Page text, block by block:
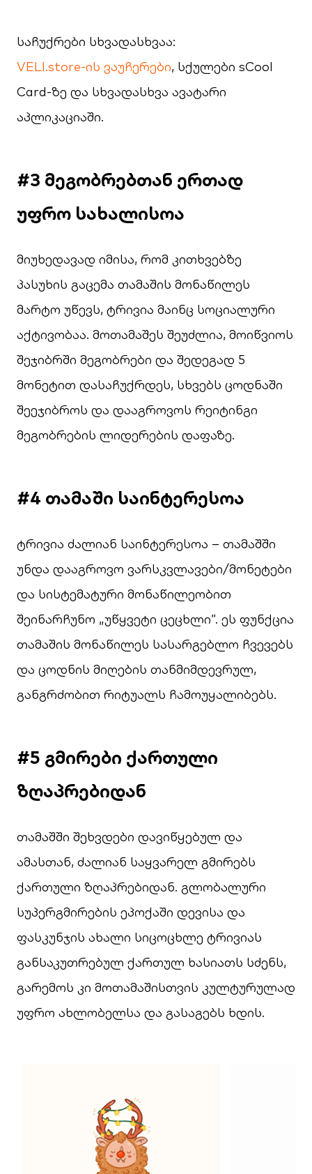
საჩუქრები სხვადასხვაა:
VELI.store-ის ვაუჩერები, სქულები sCool
Card-ზე და სხვადასხვა ავატარი
აპლიკაციაში.
#3 მეგობრებთან ერთად
უფრო სახალისოა
მიუხედავად იმისა, რომ კითხვებზე
პასუხის გაცემა თამაშის მონაწილეს
მარტო უწევს, ტრივია მაინც სოციალური
აქტივობაა. მოთამაშეს შეუძლია, მოიწვიოს
შეჯიბრში მეგობრები და შედეგად 5
მონეტით დასაჩუქრდეს, სხვებს ცოდნაში
შეეჯიბროს და დააგროვოს რეიტინგი
მეგობრების ლიდერების დაფაზე.
#4 თამაში საინტერესოა
ტრივია ძალიან საინტერესოა – თამაშში
უნდა დააგროვო ვარსკვლავები/მონეტები
და სისტემატური მონაწილეობით
შეინარჩუნო „უწყვეტი ცეცხლი”. ეს ფუნქცია
თამაშის მონაწილეს სასარგებლო ჩვევებს
და ცოდნის მიღების თანმიმდევრულ,
განგრძობით რიტუალს ჩამოუყალიბებს.
#5 გმირები ქართული
ზღაპრებიდან
თამაშში შეხვდები დავიწყებულ და
ამასთან, ძალიან საყვარელ გმირებს
ქართული ზღაპრებიდან. გლობალური
სუპერგმირების ეპოქაში დევისა და
ფასკუნჯის ახალი სიცოცხლე ტრივიას
განსაკუთრებულ ქართულ ხასიათს სძენს,
გარემოს კი მოთამაშისთვის კულტურულად
უფრო ახლობელსა და გასაგებს ხდის.